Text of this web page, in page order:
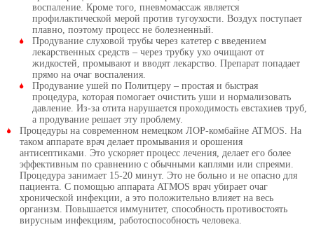
воспаление. Кроме того, пневмомассаж является
профилактической мерой против тугоухости. Воздух поступает
плавно, поэтому процесс не болезненный.
Продувание слуховой трубы через катетер с введением
лекарственных средств – через трубку ухо очищают от
жидкостей, промывают и вводят лекарство. Препарат попадает
прямо на очаг воспаления.
Продувание ушей по Политцеру – простая и быстрая
процедура, которая помогает очистить уши и нормализовать
давление. Из-за отита нарушается проходимость евстахиев труб,
а продувание решает эту проблему.
Процедуры на современном немецком ЛОР-комбайне ATMOS. На
таком аппарате врач делает промывания и орошения
антисептиками. Это ускоряет процесс лечения, делает его более
эффективным по сравнению с обычными каплями или спреями.
Процедура занимает 15-20 минут. Это не больно и не опасно для
пациента. С помощью аппарата ATMOS врач убирает очаг
хронической инфекции, а это положительно влияет на весь
организм. Повышается иммунитет, способность противостоять
вирусным инфекциям, работоспособность человека.